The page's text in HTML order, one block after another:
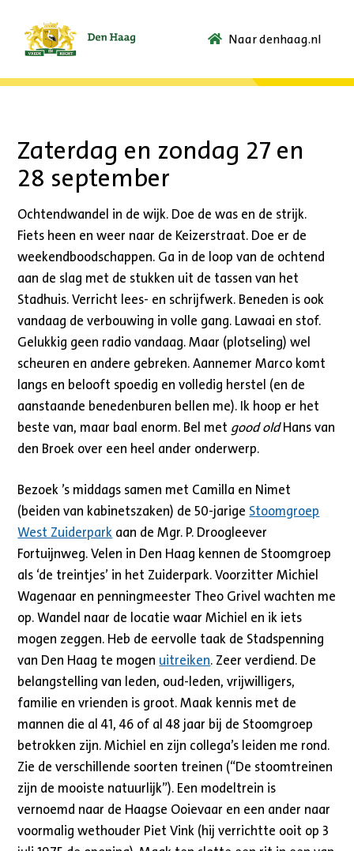
Ga
de
Naar denhaag.nl
Zaterdag en zondag 27 en
28 september
Ochtendwandel in de wijk. Doe de was en de strijk.
Fiets heen en weer naar de Keizerstraat. Doe er de
weekendboodschappen. Ga in de loop van de ochtend
aan de slag met de stukken uit de tassen van het
Stadhuis. Verricht lees- en schrijfwerk. Beneden is ook
vandaag de verbouwing in volle gang. Lawaai en stof.
Gelukkig geen radio vandaag. Maar (plotseling) wel
scheuren en andere gebreken. Aannemer Marco komt
langs en belooft spoedig en volledig herstel (en de
aanstaande benedenburen bellen me). Ik hoop er het
beste van, maar baal enorm. Bel met good oldHans van
den Broek over een heel ander onderwerp.
Bezoek ’s middags samen met Camilla en Nimet
(beiden van kabinetszaken) de 50-jarige Stoomgroep
West Zuiderpark aan de Mgr. P. Droogleever
Fortuijnweg. Velen in Den Haag kennen de Stoomgroep
als ‘de treintjes’ in het Zuiderpark. Voorzitter Michiel
Wagenaar en penningmeester Theo Grivel wachten me
op. Wandel naar de locatie waar Michiel en ik iets
mogen zeggen. Heb de eervolle taak de Stadspenning
van Den Haag te mogen uitreiken. Zeer verdiend. De
belangstelling van leden, oud-leden, vrijwilligers,
familie en vrienden is groot. Maak kennis met de
mannen die al 41, 46 of al 48 jaar bij de Stoomgroep
betrokken zijn. Michiel en zijn collega’s leiden me rond.
Zie de verschillende soorten treinen (“De stoomtreinen
zijn de mooiste natuurlijk”). Een modeltrein is
vernoemd naar de Haagse Ooievaar en een ander naar
voormalig wethouder Piet Vink (hij verrichtte ooit op 3